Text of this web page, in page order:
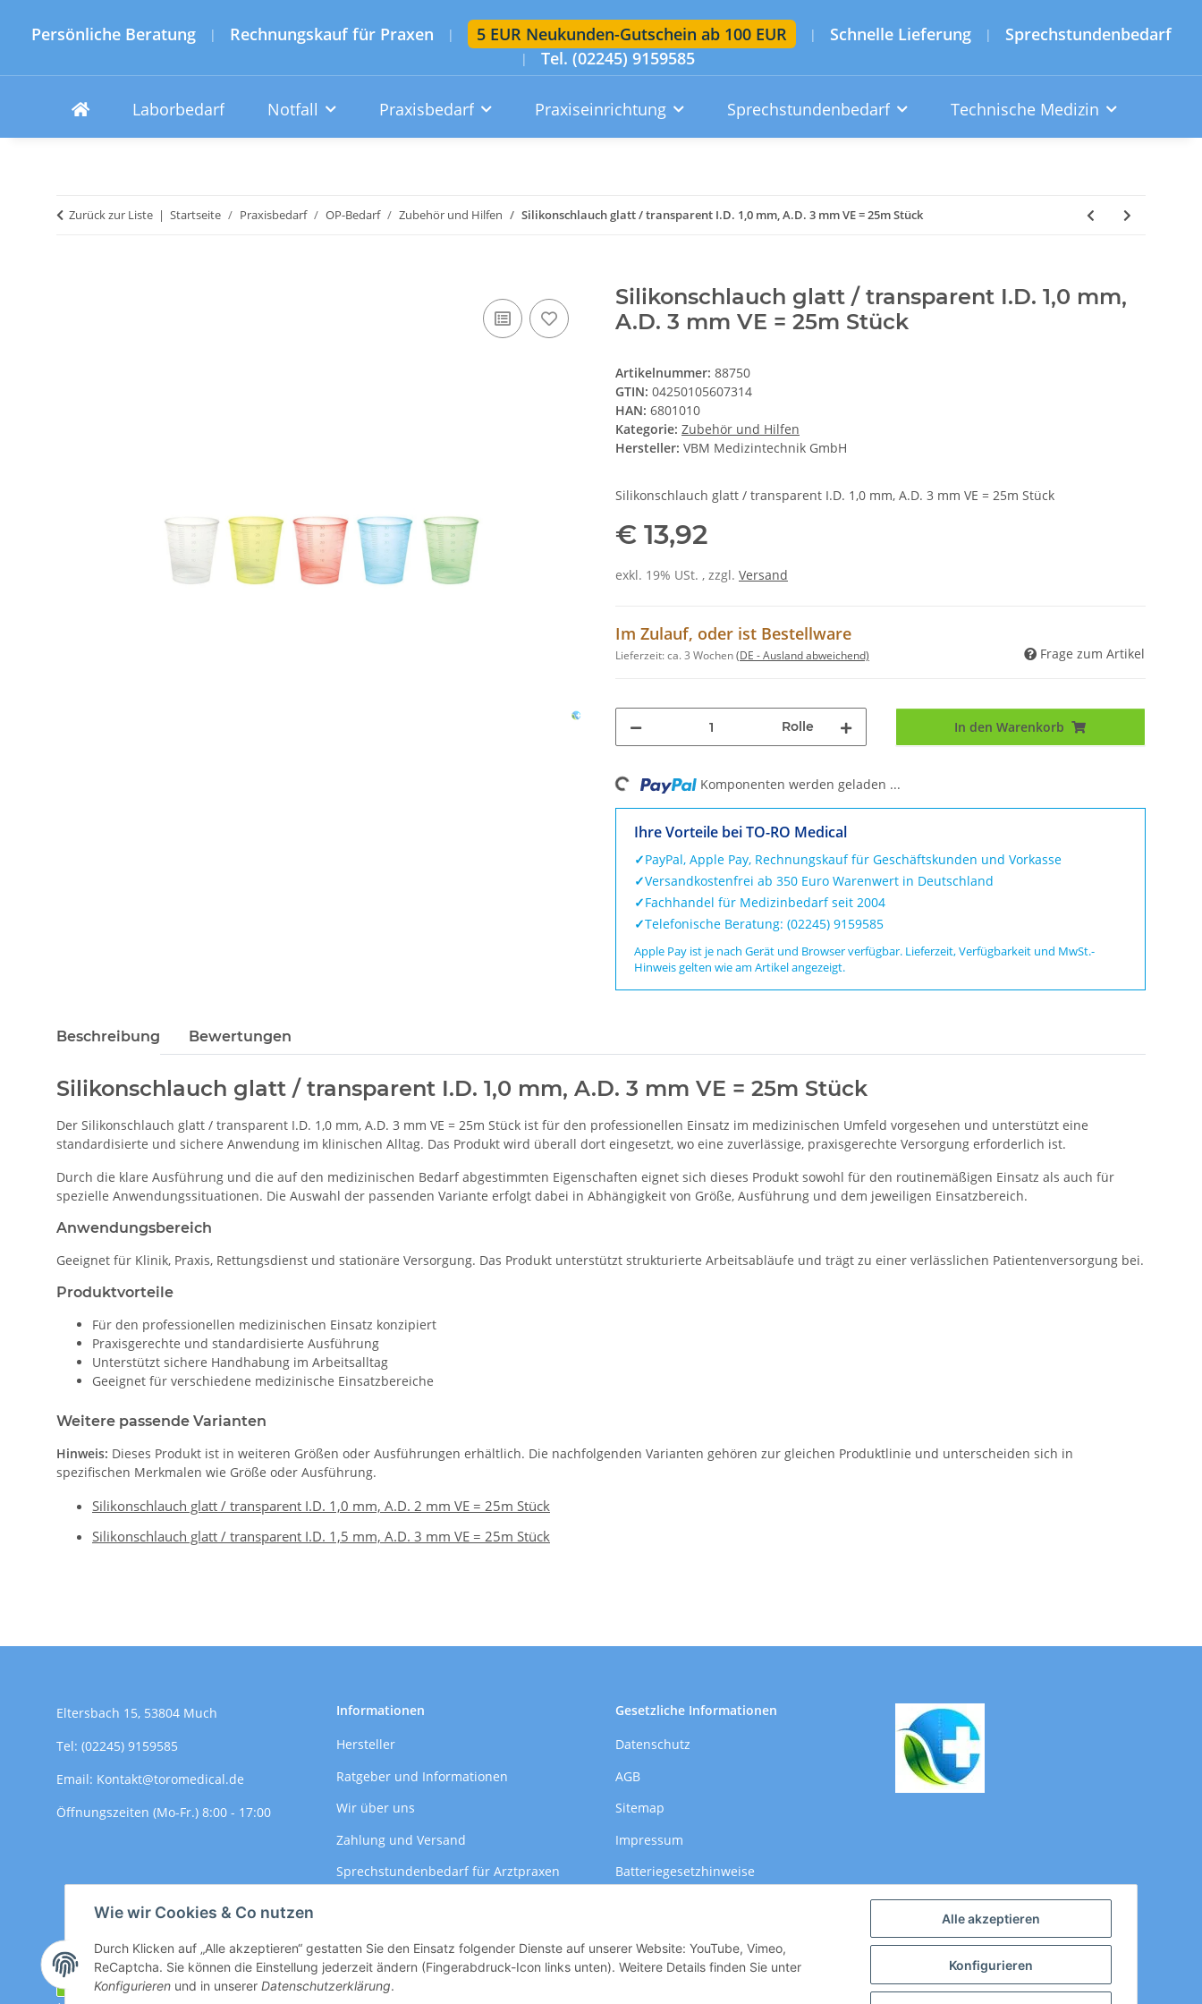
Persönliche Beratung | Rechnungskauf für Praxen | 5 EUR Neukunden-Gutschein ab 100 EUR | Schnelle Lieferung | Sprechstundenbedarf
| Tel. (02245) 9159585
Alle akzeptieren
Konfigurieren
Wie wir Cookies & Co nutzen
Durch Klicken auf „Alle akzeptieren“ gestatten Sie den Einsatz folgender Dienste auf unserer Website: YouTube, Vimeo,
ReCaptcha. Sie können die Einstellung jederzeit ändern (Fingerabdruck-Icon links unten). Weitere Details finden Sie unter
Konfigurieren und in unserer Datenschutzerklärung.
Laborbedarf Notfall Praxisbedarf Praxiseinrichtung Sprechstundenbedarf Technische Medizin
Konto
Wunschzettel Warenkorb
Zurück zur Liste Startseite Praxisbedarf OP-Bedarf Zubehör und Hilfen Silikonschlauch glatt / transparent I.D. 1,0 mm, A.D. 3 mm VE = 25m Stück
Silikonschlauch glatt / transparent I.D. 1,0 mm,
A.D. 3 mm VE = 25m Stück
Artikelnummer: 88750
GTIN: 04250105607314
HAN: 6801010
Kategorie: Zubehör und Hilfen
Hersteller: VBM Medizintechnik GmbH
Silikonschlauch glatt / transparent I.D. 1,0 mm, A.D. 3 mm VE = 25m Stück
€ 13,92
exkl. 19% USt. , zzgl. Versand
Im Zulauf, oder ist Bestellware
Lieferzeit:ca. 3 Wochen(DE - Ausland abweichend) Frage zum Artikel
Rolle In den Warenkorb
Loading... Komponenten werden geladen ...
Ihre Vorteile bei TO-RO Medical
✓PayPal, Apple Pay, Rechnungskauf für Geschäftskunden und Vorkasse
✓Versandkostenfrei ab 350 Euro Warenwert in Deutschland
✓Fachhandel für Medizinbedarf seit 2004
✓Telefonische Beratung: (02245) 9159585
Apple Pay ist je nach Gerät und Browser verfügbar. Lieferzeit, Verfügbarkeit und MwSt.-
Hinweis gelten wie am Artikel angezeigt.
Beschreibung Bewertungen
Silikonschlauch glatt / transparent I.D. 1,0 mm, A.D. 3 mm VE = 25m Stück
Der Silikonschlauch glatt / transparent I.D. 1,0 mm, A.D. 3 mm VE = 25m Stück ist für den professionellen Einsatz im medizinischen Umfeld vorgesehen und unterstützt eine
standardisierte und sichere Anwendung im klinischen Alltag. Das Produkt wird überall dort eingesetzt, wo eine zuverlässige, praxisgerechte Versorgung erforderlich ist.
Durch die klare Ausführung und die auf den medizinischen Bedarf abgestimmten Eigenschaften eignet sich dieses Produkt sowohl für den routinemäßigen Einsatz als auch für
spezielle Anwendungssituationen. Die Auswahl der passenden Variante erfolgt dabei in Abhängigkeit von Größe, Ausführung und dem jeweiligen Einsatzbereich.
Anwendungsbereich
Geeignet für Klinik, Praxis, Rettungsdienst und stationäre Versorgung. Das Produkt unterstützt strukturierte Arbeitsabläufe und trägt zu einer verlässlichen Patientenversorgung bei.
Produktvorteile
Für den professionellen medizinischen Einsatz konzipiert
Praxisgerechte und standardisierte Ausführung
Unterstützt sichere Handhabung im Arbeitsalltag
Geeignet für verschiedene medizinische Einsatzbereiche
Weitere passende Varianten
Hinweis: Dieses Produkt ist in weiteren Größen oder Ausführungen erhältlich. Die nachfolgenden Varianten gehören zur gleichen Produktlinie und unterscheiden sich in
spezifischen Merkmalen wie Größe oder Ausführung.
Silikonschlauch glatt / transparent I.D. 1,0 mm, A.D. 2 mm VE = 25m Stück
Silikonschlauch glatt / transparent I.D. 1,5 mm, A.D. 3 mm VE = 25m Stück
Eltersbach 15, 53804 Much
Tel: (02245) 9159585
Email: Kontakt@toromedical.de
Öffnungszeiten (Mo-Fr.) 8:00 - 17:00
Informationen
Hersteller
Ratgeber und Informationen
Wir über uns
Zahlung und Versand
Sprechstundenbedarf für Arztpraxen
Gesetzliche Informationen
Datenschutz
AGB
Sitemap
Impressum
Batteriegesetzhinweise
Vertrag widerrufen